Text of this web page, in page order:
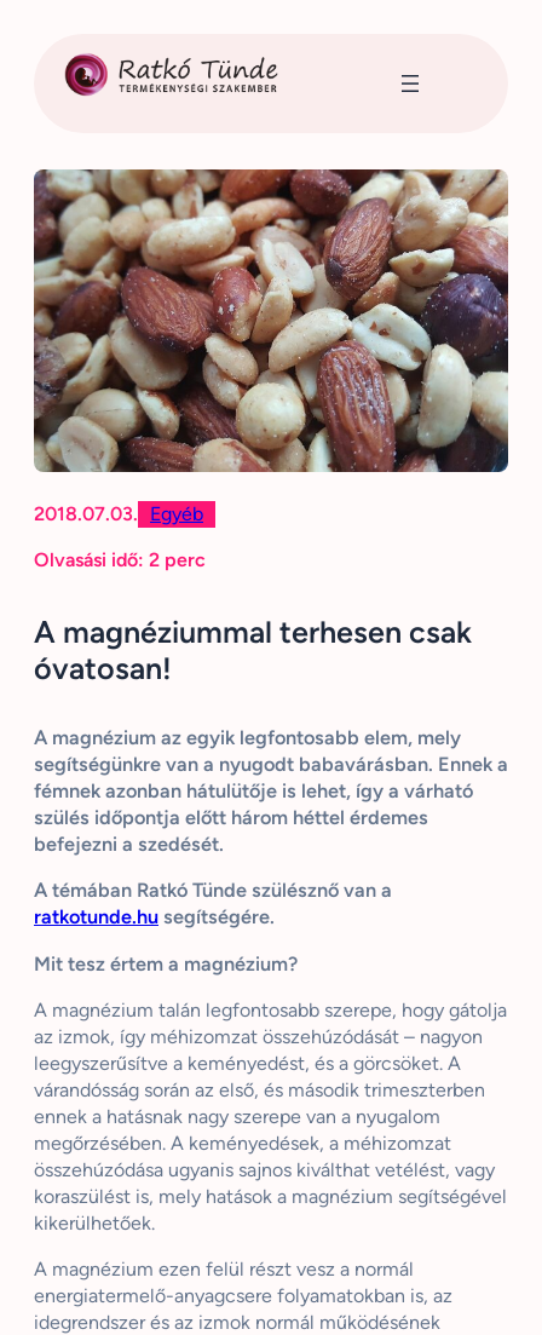
tartalomhoz
2018.07.03.
Egyéb
Olvasási idő: 2 perc
A magnéziummal terhesen csak
óvatosan!
A magnézium az egyik legfontosabb elem, mely
segítségünkre van a nyugodt babavárásban. Ennek a
fémnek azonban hátulütője is lehet, így a várható
szülés időpontja előtt három héttel érdemes
befejezni a szedését.
A témában Ratkó Tünde szülésznő van a
ratkotunde.hu segítségére.
Mit tesz értem a magnézium?
A magnézium talán legfontosabb szerepe, hogy gátolja
az izmok, így méhizomzat összehúzódását – nagyon
leegyszerűsítve a keményedést, és a görcsöket. A
várandósság során az első, és második trimeszterben
ennek a hatásnak nagy szerepe van a nyugalom
megőrzésében. A keményedések, a méhizomzat
összehúzódása ugyanis sajnos kiválthat vetélést, vagy
koraszülést is, mely hatások a magnézium segítségével
kikerülhetőek.
A magnézium ezen felül részt vesz a normál
energiatermelő-anyagcsere folyamatokban is, az
idegrendszer és az izmok normál működésének